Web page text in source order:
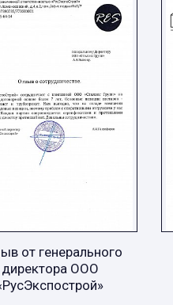
от генерального
директора ООО